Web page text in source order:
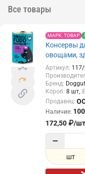
Все товары
МАРК. ТОВАР
Консервы
овощами,
Артикул:
Бренд:
Короб: 8 шт
Продавец:
Наличие: 100
172,50 ₽/шт
−
шт